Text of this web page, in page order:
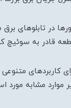
در تابلوهای
قادر به سوئیچ
کاربردهای
مشابه مورد